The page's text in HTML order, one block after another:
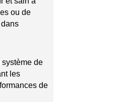
ou de
de
les
de